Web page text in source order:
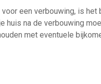
een verbouwing, is het
huis na de verbouwing
met eventuele